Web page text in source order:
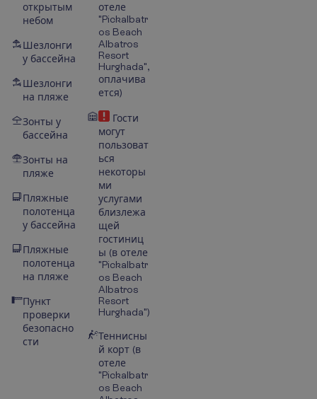
открытым
небом
Шезлонги
у бассейна
Шезлонги
на пляже
Зонты у
бассейна
Зонты на
пляже
Пляжные
полотенца
у бассейна
Пляжные
полотенца
на пляже
Пункт
проверки
безопасно
сти
отеле
"Pickalbatr
os Beach
Albatros
Resort
Hurghada",
оплачива
ется)
Гости
могут
пользоват
ься
некоторы
ми
услугами
близлежа
щей
гостиниц
ы (в отеле
"Pickalbatr
os Beach
Albatros
Resort
Hurghada")
Теннисны
й корт (в
отеле
"Pickalbatr
os Beach